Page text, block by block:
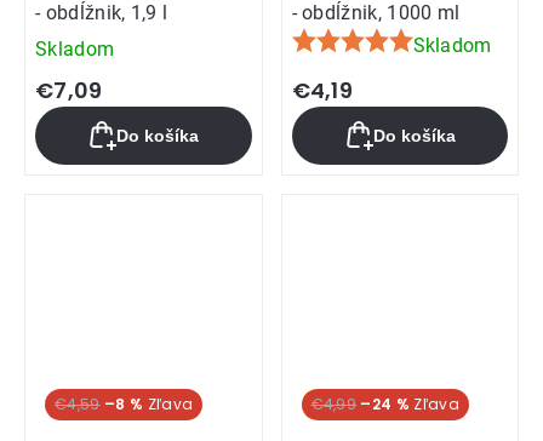
- obdĺžnik, 1,9 l
Skladom
€7,09
Do košíka
- obdĺžnik, 1000 ml
Priemerné
hodnotenie
produktu
je
5,0
Skladom
€4,19
Do košíka
€4,59 –8 % Akcia
€4,99 –24 %